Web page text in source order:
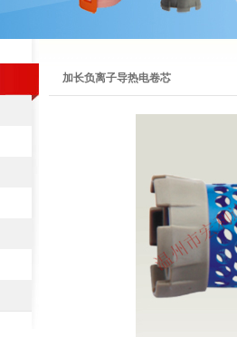
加长负离子导热电卷芯